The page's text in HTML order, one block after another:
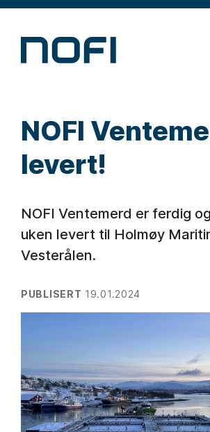
NOFI
levert!
NOFI Ventemerd er ferdig
uken levert til Holmøy
Vesterålen.
PUBLISERT 19.01.2024